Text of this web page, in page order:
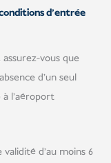
d'entrée
vous que
d'un seul
l'aéroport
validité d'au moins 6